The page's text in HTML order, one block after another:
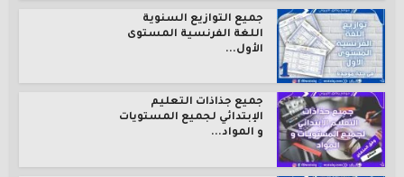
جميع التوازيع السنوية
اللغة الفرنسية المستوى
الأول...
جميع جذاذات التعليم
الإبتدائي لجميع المستويات
و المواد...